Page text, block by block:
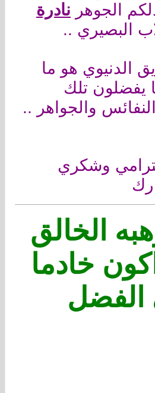
الجوهر نادرة
البصيري ..
الدنيوي هو ما
يفضلون تلك
والجواهر ..
وشكري
الخالق
خادما
الفضل